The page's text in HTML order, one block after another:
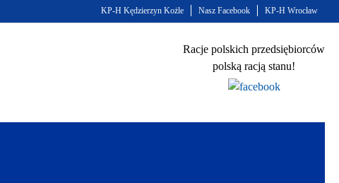
KP-H Kędzierzyn Kożle Nasz Facebook KP-H Wrocław
Racje polskich przedsiębiorców
polską racją stanu!